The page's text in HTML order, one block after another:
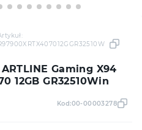
Gaming X94
12GB GR32510Win
Kod:00-00003278